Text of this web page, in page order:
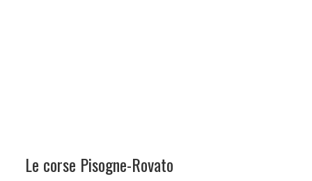
Le corse Pisogne-Rovato